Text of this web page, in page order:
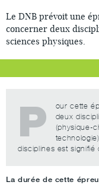
Le DNB prévoit une
concerner deux
sciences physiques.
P
our cette
deux
(physique-
disciplines est
La durée de cette